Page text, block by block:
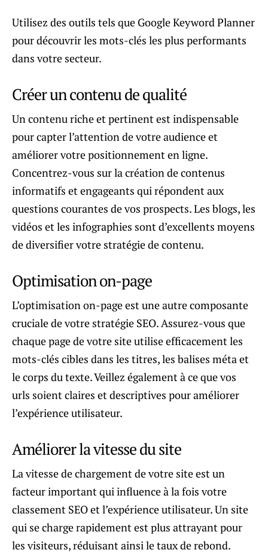
Utilisez des outils tels que Google Keyword Planner
pour découvrir les mots-clés les plus performants
dans votre secteur.
Créer un contenu de qualité
Un contenu riche et pertinent est indispensable
pour capter l’attention de votre audience et
améliorer votre positionnement en ligne.
Concentrez-vous sur la création de contenus
informatifs et engageants qui répondent aux
questions courantes de vos prospects. Les blogs, les
vidéos et les infographies sont d’excellents moyens
de diversifier votre stratégie de contenu.
Optimisation on-page
L’optimisation on-page est une autre composante
cruciale de votre stratégie SEO. Assurez-vous que
chaque page de votre site utilise efficacement les
mots-clés cibles dans les titres, les balises méta et
le corps du texte. Veillez également à ce que vos
urls soient claires et descriptives pour améliorer
l’expérience utilisateur.
Améliorer la vitesse du site
La vitesse de chargement de votre site est un
facteur important qui influence à la fois votre
classement SEO et l’expérience utilisateur. Un site
qui se charge rapidement est plus attrayant pour
les visiteurs, réduisant ainsi le taux de rebond.